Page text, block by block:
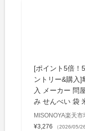
[ポイント5倍！
ントリー&購入
入 メーカー 問
み せんべい 袋
MISONOYA楽天市
¥3,276
（2026/05/